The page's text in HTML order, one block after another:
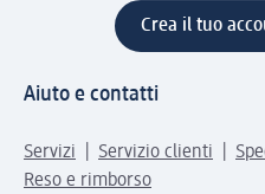
Crea il tuo
Aiuto e contatti
Servizi Servizio clienti
Reso e rimborso